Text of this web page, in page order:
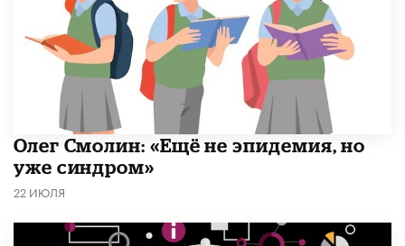
​Олег Смолин: «Ещё не эпидемия, но
уже синдром»
22 ИЮЛЯ